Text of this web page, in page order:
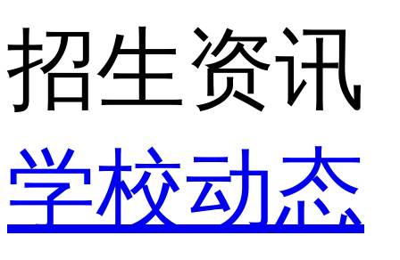
招生资讯
学校动态